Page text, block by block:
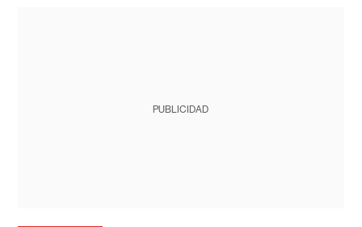
PUBLICIDAD